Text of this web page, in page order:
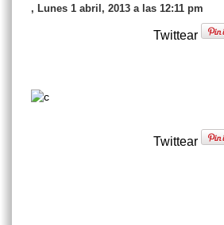
, Lunes 1 abril, 2013 a las 12:11 pm
Twittear
Twittear